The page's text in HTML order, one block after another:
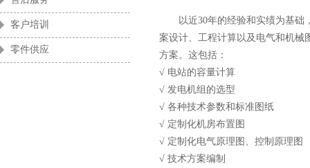
客户培训
零件供应
以近30年的经验和实绩为基础，
案设计、工程计算以及电气和机械
方案。这包括：
√ 电站的容量计算
√ 发电机组的选型
√ 各种技术参数和标准图纸
√ 定制化机房布置图
√ 定制化电气原理图、控制原理图
√ 技术方案编制